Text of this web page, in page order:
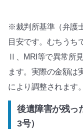
※裁判所基準（弁護
目安です。むちうち
Ⅱ、MRI等で異常所
ます。実際の金額は
により調整されます。
後遺障害が残っ
3号）